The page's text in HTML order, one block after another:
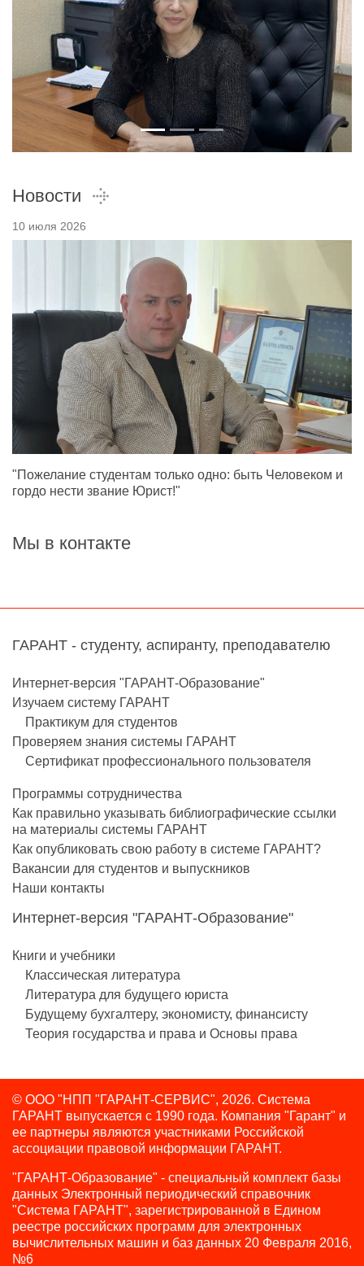
Новости
10 июля 2026
"Пожелание студентам только одно: быть Человеком и
гордо нести звание Юрист!"
Мы в контакте
ГАРАНТ - студенту, аспиранту, преподавателю
Интернет-версия "ГАРАНТ-Образование"
Изучаем систему ГАРАНТ
Практикум для студентов
Проверяем знания системы ГАРАНТ
Сертификат профессионального пользователя
Программы сотрудничества
Как правильно указывать библиографические ссылки
на материалы системы ГАРАНТ
Как опубликовать свою работу в системе ГАРАНТ?
Вакансии для студентов и выпускников
Наши контакты
Интернет-версия "ГАРАНТ-Образование"
Книги и учебники
Классическая литература
Литература для будущего юриста
Будущему бухгалтеру, экономисту, финансисту
Теория государства и права и Основы права
© ООО "НПП "ГАРАНТ-СЕРВИС", 2026. Система
ГАРАНТ выпускается с 1990 года. Компания "Гарант" и
ее партнеры являются участниками Российской
ассоциации правовой информации ГАРАНТ.
"ГАРАНТ-Образование" - специальный комплект базы
данных Электронный периодический справочник
"Система ГАРАНТ", зарегистрированной в Едином
реестре российских программ для электронных
вычислительных машин и баз данных 20 Февраля 2016,
№6